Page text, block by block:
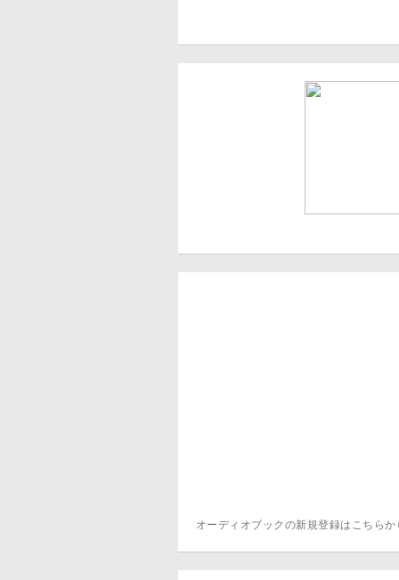
オーディオブックの新規登録はこちら